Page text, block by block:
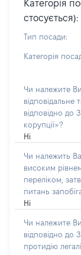
Категорія
стосується):
Тип посади:
Категорія
Чи належите
відповідальне
відповідно до
корупції»?
Ні
Чи належить
високим
переліком,
питань
Ні
Чи належите Ви
відповідно до
протидію